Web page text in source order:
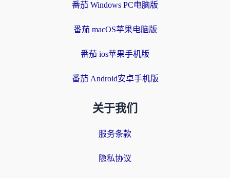
番茄 Windows PC电脑版
番茄 macOS苹果电脑版
番茄 ios苹果手机版
番茄 Android安卓手机版
关于我们
服务条款
隐私协议